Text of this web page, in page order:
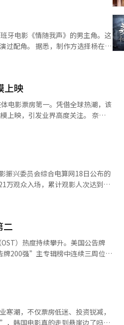
为全球旅游中心，同时打造兼具商
优势。”
中出现与辛拉面类似的的“神拉
发现的与农心品牌的关联信息也
牙电影《情随我声》的男主角。这
方选择杨在
队进行了公开选角。《情随我
联公司Webtoon Production、
然使用西班牙语。杨在宇原本是一
于莫斯托莱斯CF队。 近年
，逐渐成为业界焦点。公司不仅
南美人（泰版）》以及印度尼西亚
上映
电影票房第一。凭借全球热潮，该
，引发业界高度关注。 奈飞
时放映，采用跟唱放映形式，观
样创下纪录。开票后几乎全部售
映的呼声，但奈飞韩国方面表示，
入榜的动画作品。按目前趋势，
、舞台音乐剧、真人电影及系列化
万观众入场，累计观影人次达到
万观影人次，目前正加速向500
拉
贤主演的《恶魔搬进来了》，累
二
）热度持续攀升。美国公告牌
牌200强”主专辑榜中连续三周位居
体
居前十，并累计（非连续）四周
潮，不仅票房低迷、投资锐减，
韩国电影真的走到悬崖边了吗？